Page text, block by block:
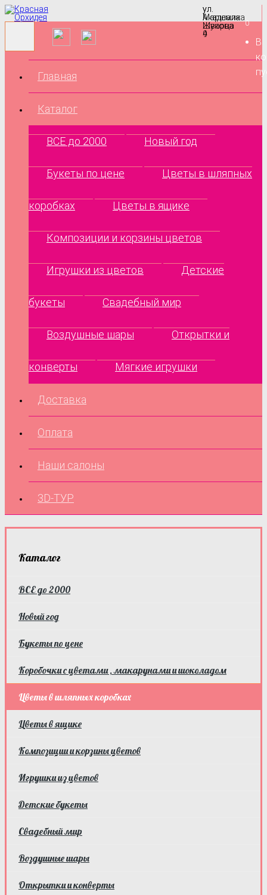
ул.
Маршала
Жукова
9
ул.
Академика
Шварца
4
0
В
Главная
Каталог
ВСЕ до 2000 Новый год
Букеты по цене Цветы в шляпных
коробках Цветы в ящике
Композиции и корзины цветов
Игрушки из цветов Детские
букеты Свадебный мир
Воздушные шары Открытки и
конверты Мягкие игрушки
Доставка
Оплата
Наши салоны
3D-ТУР
Каталог
ВСЕ до 2000
Новый год
Букеты по цене
Коробочки с цветами , макарунами и шоколадом
Цветы в шляпных коробках
Цветы в ящике
Композиции и корзины цветов
Игрушки из цветов
Детские букеты
Свадебный мир
Воздушные шары
Открытки и конверты